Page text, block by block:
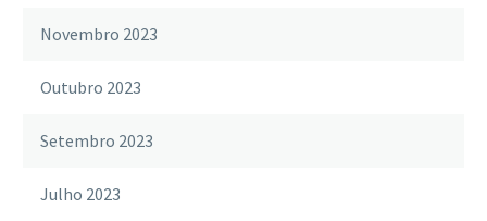
Novembro 2023
Outubro 2023
Setembro 2023
Julho 2023